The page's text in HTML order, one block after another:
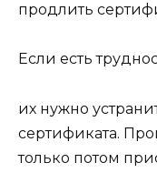
продлить
Если есть
их нужно
сертификата.
только потом